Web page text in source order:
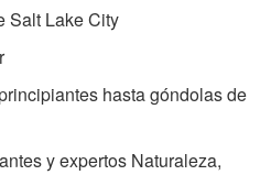
Salt Lake City
hasta góndolas de
y expertos Naturaleza,